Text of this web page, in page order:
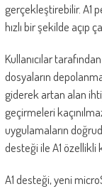
gerçekleştirebilir. A1
hızlı bir şekilde açıp
Kullanıcılar
dosyaların
giderek artan alan
geçirmeleri
uygulamaların
desteği ile A1 özellikli
A1 desteği, yeni